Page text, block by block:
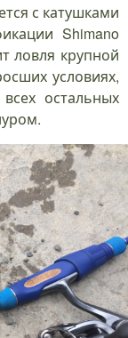
с катушками
Shimano
ловля крупной
условиях,
остальных